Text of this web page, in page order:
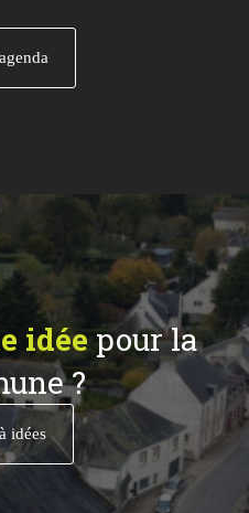
idéepour la
?
idées